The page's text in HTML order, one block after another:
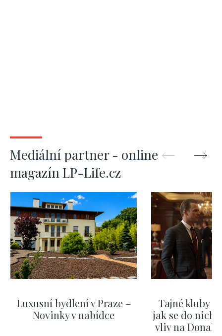
Mediální partner - online
magazín LP-Life.cz
Luxusní bydlení v Praze –
Novinky v nabídce
Tajné kluby
jak se do nich
vliv na